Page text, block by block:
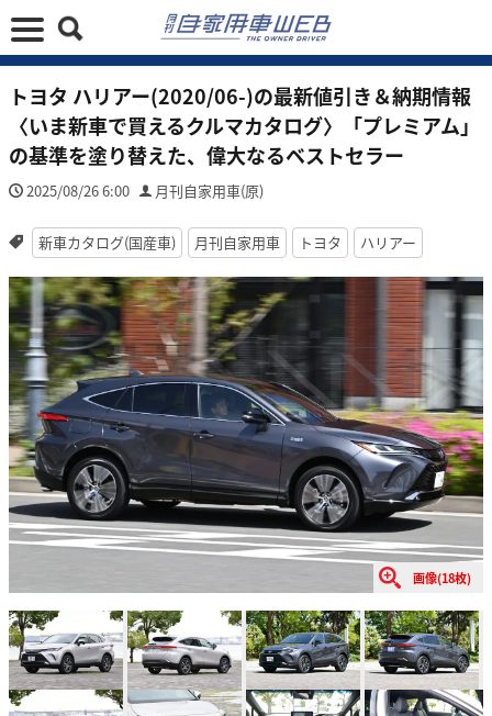
トヨタ ハリアー(2020/06-)の最新値引き＆納期情報
〈いま新車で買えるクルマカタログ〉「プレミアム」
の基準を塗り替えた、偉大なるベストセラー
2025/08/26 6:00 月刊自家用車(原)
新車カタログ(国産車) 月刊自家用車 トヨタ ハリアー
画像(18枚)